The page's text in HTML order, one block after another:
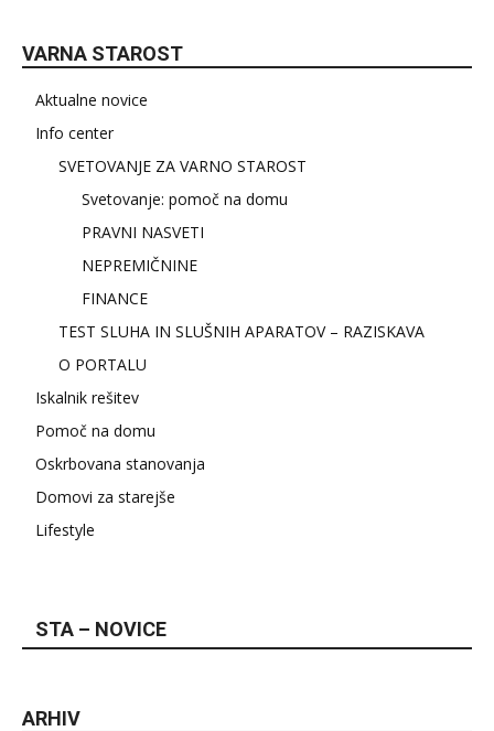
VARNA STAROST
Aktualne novice
Info center
SVETOVANJE ZA VARNO STAROST
Svetovanje: pomoč na domu
PRAVNI NASVETI
NEPREMIČNINE
FINANCE
TEST SLUHA IN SLUŠNIH APARATOV – RAZISKAVA
O PORTALU
Iskalnik rešitev
Pomoč na domu
Oskrbovana stanovanja
Domovi za starejše
Lifestyle
STA – NOVICE
ARHIV